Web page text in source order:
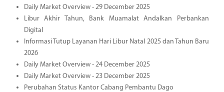
Daily Market Overview - 29 December 2025
Libur Akhir Tahun, Bank Muamalat Andalkan Perbankan
Digital
Informasi Tutup Layanan Hari Libur Natal 2025 dan Tahun Baru
2026
Daily Market Overview - 24 December 2025
Daily Market Overview - 23 December 2025
Perubahan Status Kantor Cabang Pembantu Dago